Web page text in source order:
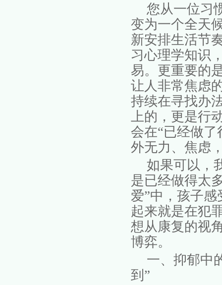
您从一位习
变为一个全天
新安排生活节
习心理学知识
易。更重要的
让人非常焦虑
持续在寻找办
上的，更是行
会在“已经做
外无力、焦虑
如果可以，
是已经做得太
爱”中，孩子
起来就是在犯
想从康复的视
博弈。
一、抑郁中
到”